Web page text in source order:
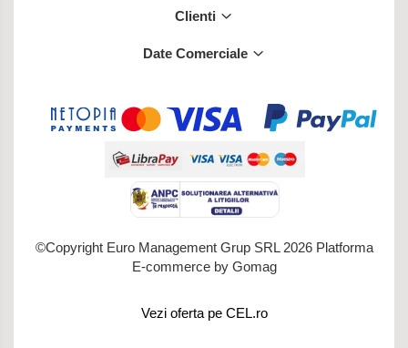
Clienti
Date Comerciale
©Copyright Euro Management Grup SRL 2026 Platforma
E-commerce by Gomag
Vezi oferta pe CEL.ro